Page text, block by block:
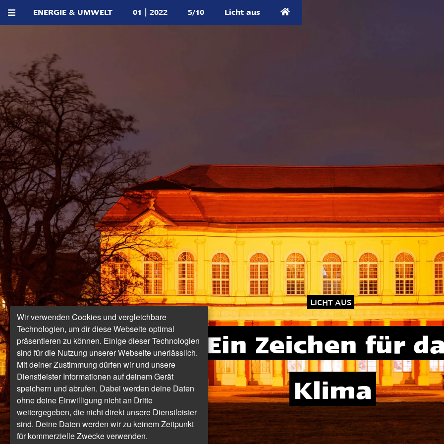
ENERGIE & UMWELT 01 | 2022 5/10 Licht aus
LICHT AUS
Ein Zeichen für
Klima
Wir verwenden Cookies und vergleichbare
Technologien, um dir diese Webseite optimal
präsentieren zu können. Einige dieser Technologien
sind für die Nutzung unserer Webseite unerlässlich.
Mit deiner Zustimmung dürfen wir und unsere
Dienstleister Informationen auf deinem Gerät
speichern und abrufen. Dabei werden deine Daten
ohne deine Einwilligung nicht an Dritte
weitergegeben, die nicht direkt unsere Dienstleister
sind. Deine Daten werden wir zu keinem Zeitpunkt
für kommerzielle Zwecke verwenden.